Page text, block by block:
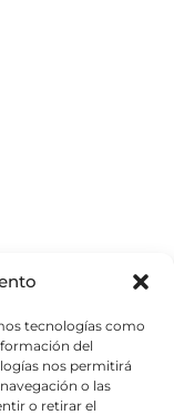
tecnologías como
del
nos permitirá
o las
o retirar el